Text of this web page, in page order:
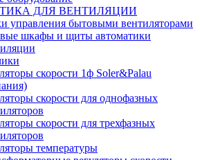
ДЛЯ ВЕНТИЛЯЦИИ
управления бытовыми вентиляторами
шкафы и щиты автоматики
скорости 1ф Soler&Palau
скорости для однофазных
скорости для трехфазных
температуры